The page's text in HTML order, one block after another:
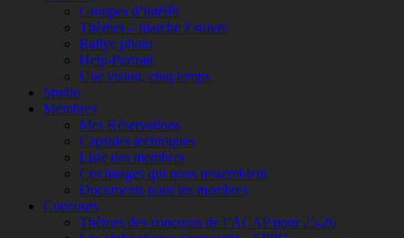
Groupes d’intérêt
Thèmes – marche à suivre
Rallye photo
Help-Portrait
Une vision, cinq temps
Studio
Membres
Mes Réservations
Capsules techniques
Liste des membres
Ces images qui nous ressemblent
Documents pour les membres
Concours
Thèmes des concours de l’ACAP pour 25-26